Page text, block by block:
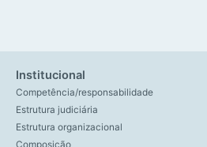
Institucional
Competência/responsabilidade
Estrutura judiciária
Estrutura organizacional
Composição